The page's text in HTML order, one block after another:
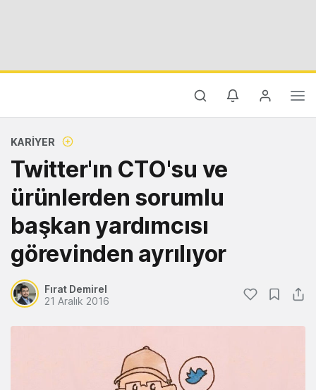
KARIYER
Twitter'ın CTO'su ve
ürünlerden sorumlu
başkan yardımcısı
görevinden ayrılıyor
Fırat Demirel
21 Aralık 2016